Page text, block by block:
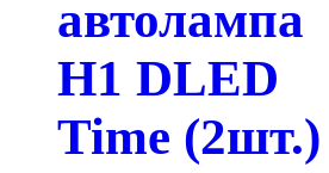
автолампа
H1 DLED
Time (2шт.)